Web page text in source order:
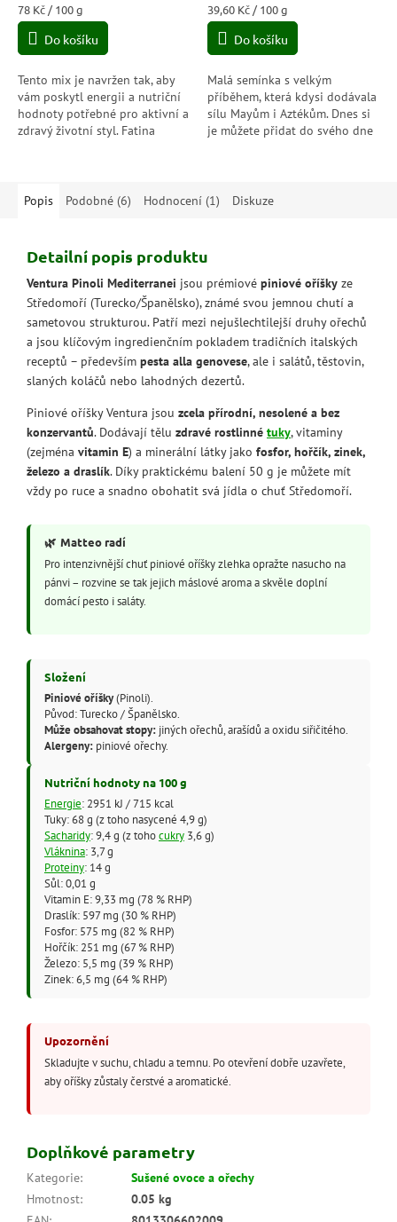
Měrná
cena:
78 Kč / 100 g
Do košíku
Tento mix je navržen tak, aby
vám poskytl energii a nutriční
hodnoty potřebné pro aktivní a
zdravý životní styl. Fatina
Měrná
cena:
39,60 Kč / 100 g
Do košíku
Malá semínka s velkým
příběhem, která kdysi dodávala
sílu Mayům i Aztékům. Dnes si
je můžete přidat do svého dne
Popis Podobné (6) Hodnocení (1) Diskuze
Detailní popis produktu
Ventura Pinoli Mediterranei jsou prémiové piniové oříšky ze
Středomoří (Turecko/Španělsko), známé svou jemnou chutí a
sametovou strukturou. Patří mezi nejušlechtilejší druhy ořechů
a jsou klíčovým ingredienčním pokladem tradičních italských
receptů – především pesta alla genovese, ale i salátů, těstovin,
slaných koláčů nebo lahodných dezertů.
Piniové oříšky Ventura jsou zcela přírodní, nesolené a bez
konzervantů. Dodávají tělu zdravé rostlinné tuky, vitaminy
(zejména vitamin E) a minerální látky jako fosfor, hořčík, zinek,
železo a draslík. Díky praktickému balení 50 g je můžete mít
vždy po ruce a snadno obohatit svá jídla o chuť Středomoří.
🌿 Matteo radí
Pro intenzivnější chuť piniové oříšky zlehka opražte nasucho na
pánvi – rozvine se tak jejich máslové aroma a skvěle doplní
domácí pesto i saláty.
Složení
Piniové oříšky(Pinoli).
Původ: Turecko / Španělsko.
Může obsahovat stopy:jiných ořechů, arašídů a oxidu siřičitého.
Alergeny:piniové ořechy.
Nutriční hodnoty na 100 g
Energie: 2951 kJ / 715 kcal
Tuky: 68 g (z toho nasycené 4,9 g)
Sacharidy: 9,4 g (z tohocukry3,6 g)
Vláknina: 3,7 g
Proteiny: 14 g
Sůl: 0,01 g
Vitamin E: 9,33 mg (78 % RHP)
Draslík: 597 mg (30 % RHP)
Fosfor: 575 mg (82 % RHP)
Hořčík: 251 mg (67 % RHP)
Železo: 5,5 mg (39 % RHP)
Zinek: 6,5 mg (64 % RHP)
Upozornění
Skladujte v suchu, chladu a temnu. Po otevření dobře uzavřete,
aby oříšky zůstaly čerstvé a aromatické.
Doplňkové parametry
Kategorie:
Sušené ovoce a ořechy
Hmotnost:
0.05 kg